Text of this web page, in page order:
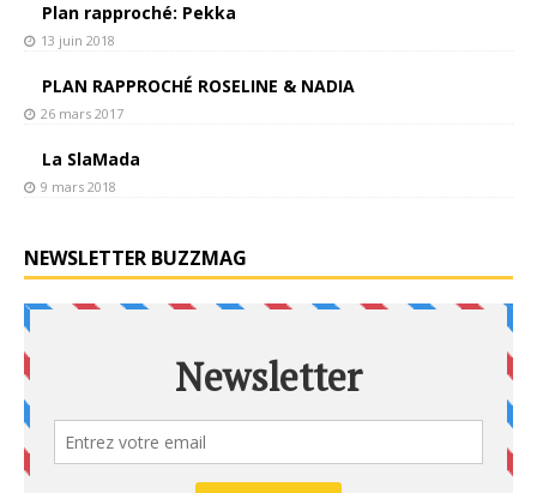
Plan rapproché: Pekka
13 juin 2018
PLAN RAPPROCHÉ ROSELINE & NADIA
26 mars 2017
La SlaMada
9 mars 2018
NEWSLETTER BUZZMAG